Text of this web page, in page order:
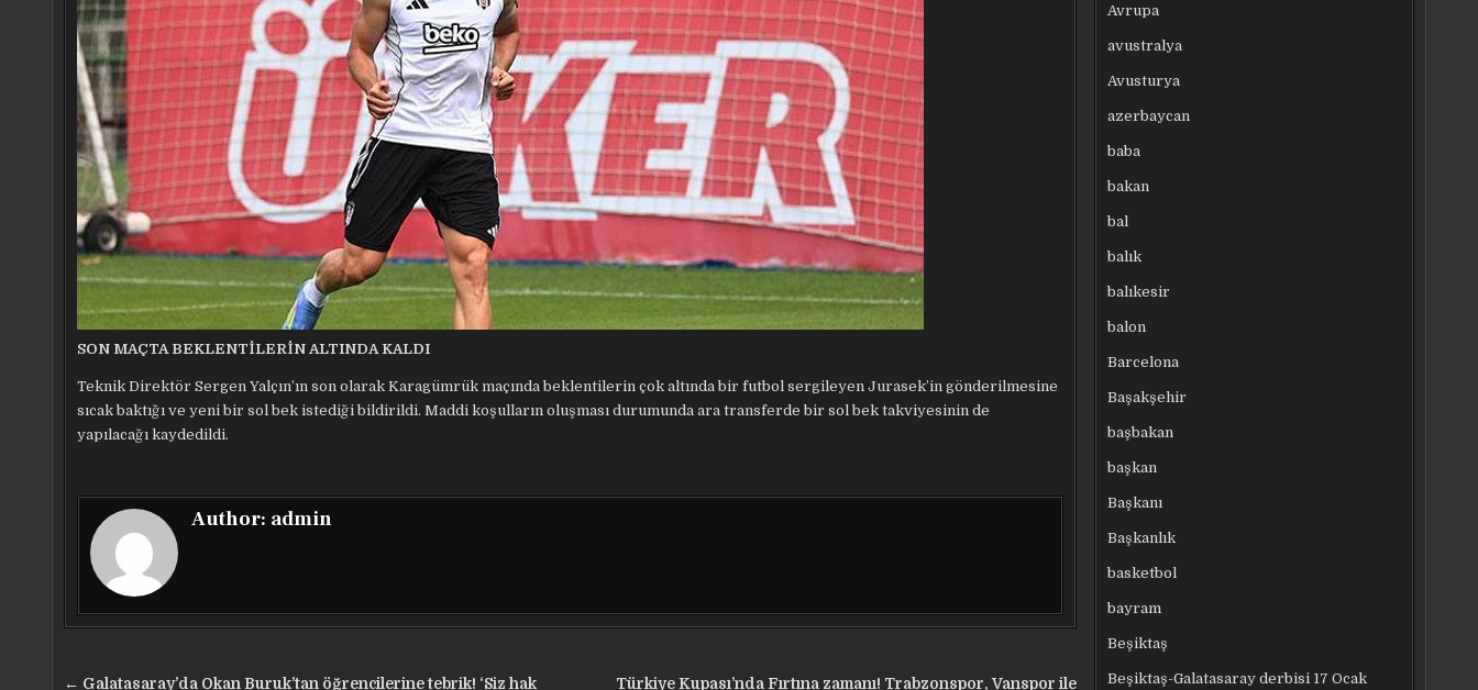
SON MAÇTA BEKLENTİLERİN ALTINDA KALDI
Teknik Direktör Sergen Yalçın’ın son olarak Karagümrük maçında beklentilerin çok altında bir futbol sergileyen Jurasek’in gönderilmesine
sıcak baktığı ve yeni bir sol bek istediği bildirildi. Maddi koşulların oluşması durumunda ara transferde bir sol bek takviyesinin de
yapılacağı kaydedildi.
Author: admin
Türkiye Kupası’nda Fırtına zamanı! Trabzonspor, Vanspor ile
← Galatasaray’da Okan Buruk’tan öğrencilerine tebrik! ‘Siz hak
Avrupa
avustralya
Avusturya
azerbaycan
baba
bakan
bal
balık
balıkesir
balon
Barcelona
Başakşehir
başbakan
başkan
Başkanı
Başkanlık
basketbol
bayram
Beşiktaş
Beşiktaş-Galatasaray derbisi 17 Ocak